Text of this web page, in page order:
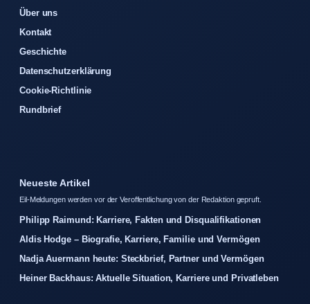
Über uns
Kontakt
Geschichte
Datenschutzerklärung
Cookie-Richtlinie
Rundbrief
Neueste Artikel
Eil-Meldungen werden vor der Veroffentlichung von der Redaktion gepruft.
Philipp Raimund: Karriere, Fakten und Disqualifikationen
Aldis Hodge – Biografie, Karriere, Familie und Vermögen
Nadja Auermann heute: Steckbrief, Partner und Vermögen
Heiner Backhaus: Aktuelle Situation, Karriere und Privatleben